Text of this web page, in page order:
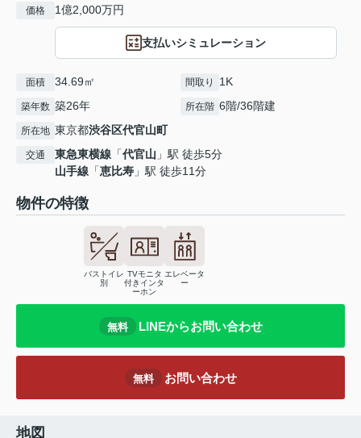
価格 1億2,000万円
支払いシミュレーション
面積 34.69㎡ 間取り 1K
築年数 築26年 所在階 6階/36階建
所在地 東京都渋谷区代官山町
交通 東急東横線 「代官山 」駅 徒歩5分
山手線 「恵比寿 」駅 徒歩11分
物件の特徴
バストイレ
別
TVモニタ
付きインタ
ーホン
エレベータ
ー
無料 LINEからお問い合わせ
無料 お問い合わせ
地図